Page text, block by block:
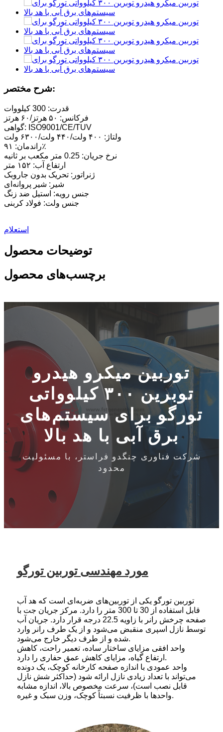
شرح مختصر:
قدرت: 300 کیلووات
فرکانس: ۵۰ هرتز/۶۰ هرتز
گواهی: ISO9001/CE/TUV
ولتاژ: ۴۰۰ ولت/۴۴۰ ولت/۶۳۰۰ ولت
راندمان: ۹۱٪
نرخ جریان: 0.25 متر مکعب بر ثانیه
ارتفاع آب: ۱۵۲ متر
ژنراتور: تحریک بدون جاروبک
شیر: شیر پروانه‌ای
جنس رویه: استیل ضد زنگ
جنس ولت: فولاد کربنی
استعلام
توضیحات محصول
برچسب‌های محصول
توربین میکرو هیدرو
توبرین ۳۰۰ کیلوواتی
تورگو برای سیستم‌های
برق آبی با هد بالا
شرکت فناوری چنگدو فراستر، با مسئولیت
محدود
مورد مهندسی توربین تورگو
توربین تورگو یکی از توربین‌های ضربه‌ای است که هد آب
قابل استفاده از 30 تا 300 متر را دارد. مرکز جریان جت با
صفحه چرخش رانر با زاویه 22.5 درجه قرار دارد. جریان آب
توسط نازل اسپری منقبض می‌شود و از یک طرف رانر وارد
شده و از طرف دیگر خارج می‌شود.
واحد افقی مزایای ساختار ساده، تعمیر راحت، کاهش
ارتفاع گیاه، مزایای کاهش عمق حفاری را دارد.
واحد عمودی با اندازه صفحه کارخانه کوچک، یک دونده
می‌تواند با تعداد زیادی نازل ارائه شود (حداکثر شش نازل
قابل نصب است)، سرعت مخصوص بالا، اندازه مشابه
واحدها با ظرفیت نسبتاً کوچک، وزن سبک و غیره.